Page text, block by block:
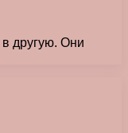
другую. Они